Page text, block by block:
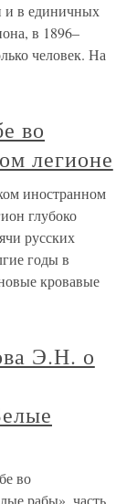
и в единичных
в 1896–
человек. На
во
легионе
иностранном
глубоко
русских
годы в
кровавые
Э.Н. о
во
рабы», часть